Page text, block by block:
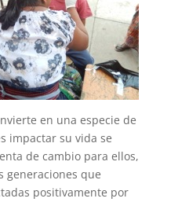
en una especie de
impactar su vida se
de cambio para ellos,
generaciones que
positivamente por